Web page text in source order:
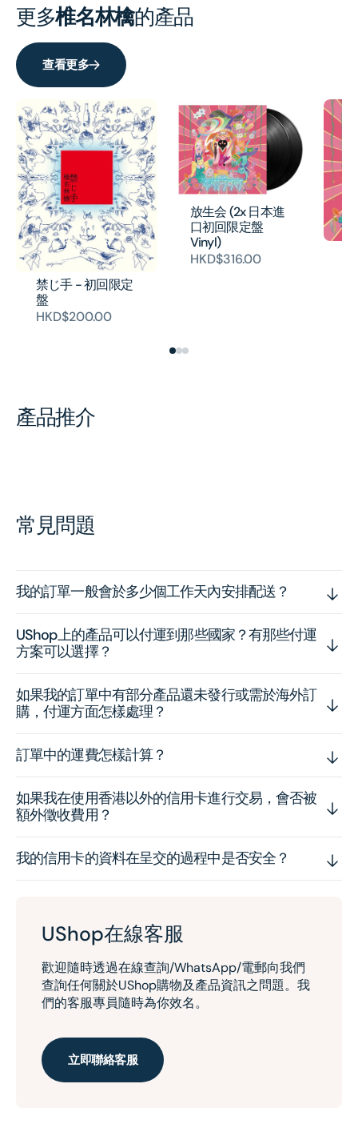
更多椎名林檎的產品
查看更多
禁じ手 - 初回限定
盤
HKD$200.00
放生会 (2x 日本進
口初回限定盤
Vinyl)
HKD$316.00
產品推介
常見問題
我的訂單一般會於多少個工作天內安排配送？
UShop上的產品可以付運到那些國家？有那些付運
方案可以選擇？
如果我的訂單中有部分產品還未發行或需於海外訂
購，付運方面怎樣處理？
訂單中的運費怎樣計算？
如果我在使用香港以外的信用卡進行交易，會否被
額外徵收費用？
我的信用卡的資料在呈交的過程中是否安全？
UShop在線客服
歡迎隨時透過在線查詢/WhatsApp/電郵向我們
查詢任何關於UShop購物及產品資訊之問題。我
們的客服專員隨時為你效名。
立即聯絡客服